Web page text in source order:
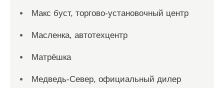
Макс буст, торгово-установочный центр
Масленка, автотехцентр
Матрёшка
Медведь-Север, официальный дилер